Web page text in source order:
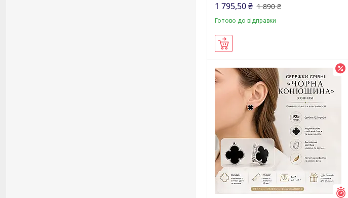
1 795,50 ₴ 1 890 ₴
Готово до відправки